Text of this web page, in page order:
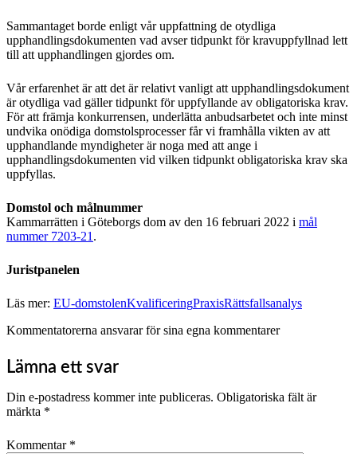
Sammantaget borde enligt vår uppfattning de otydliga
upphandlingsdokumenten vad avser tidpunkt för kravuppfyllnad lett
till att upphandlingen gjordes om.
Vår erfarenhet är att det är relativt vanligt att upphandlingsdokument
är otydliga vad gäller tidpunkt för uppfyllande av obligatoriska krav.
För att främja konkurrensen, underlätta anbudsarbetet och inte minst
undvika onödiga domstolsprocesser får vi framhålla vikten av att
upphandlande myndigheter är noga med att ange i
upphandlingsdokumenten vid vilken tidpunkt obligatoriska krav ska
uppfyllas.
Domstol och målnummer
Kammarrätten i Göteborgs dom av den 16 februari 2022 i mål
nummer 7203-21 .
Juristpanelen
Läs mer: EU-domstolenKvalificeringPraxisRättsfallsanalys
Kommentatorerna ansvarar för sina egna kommentarer
Lämna ett svar
Din e-postadress kommer inte publiceras. Obligatoriska fält är
märkta *
Kommentar *